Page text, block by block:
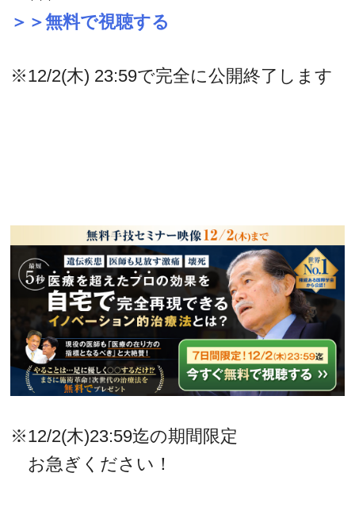
＞＞無料で視聴する
※12/2(木) 23:59で完全に公開終了します
※12/2(木)23:59迄の期間限定
お急ぎください！